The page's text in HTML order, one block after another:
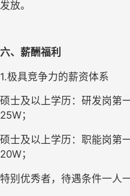
发放。
六、薪酬福利
1.极具竞争力的薪资体系
硕士及以上学历：研发岗第
25W；
硕士及以上学历：职能岗第
20W；
特别优秀者，待遇条件一人